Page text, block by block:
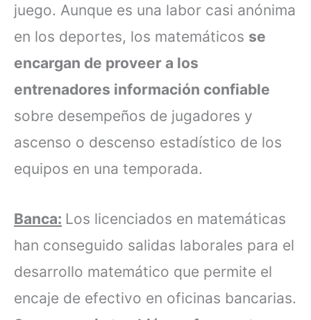
juego. Aunque es una labor casi anónima
en los deportes, los matemáticos se
encargan de proveer a los
entrenadores información confiable
sobre desempeños de jugadores y
ascenso o descenso estadístico de los
equipos en una temporada.
Banca: Los licenciados en matemáticas
han conseguido salidas laborales para el
desarrollo matemático que permite el
encaje de efectivo en oficinas bancarias.